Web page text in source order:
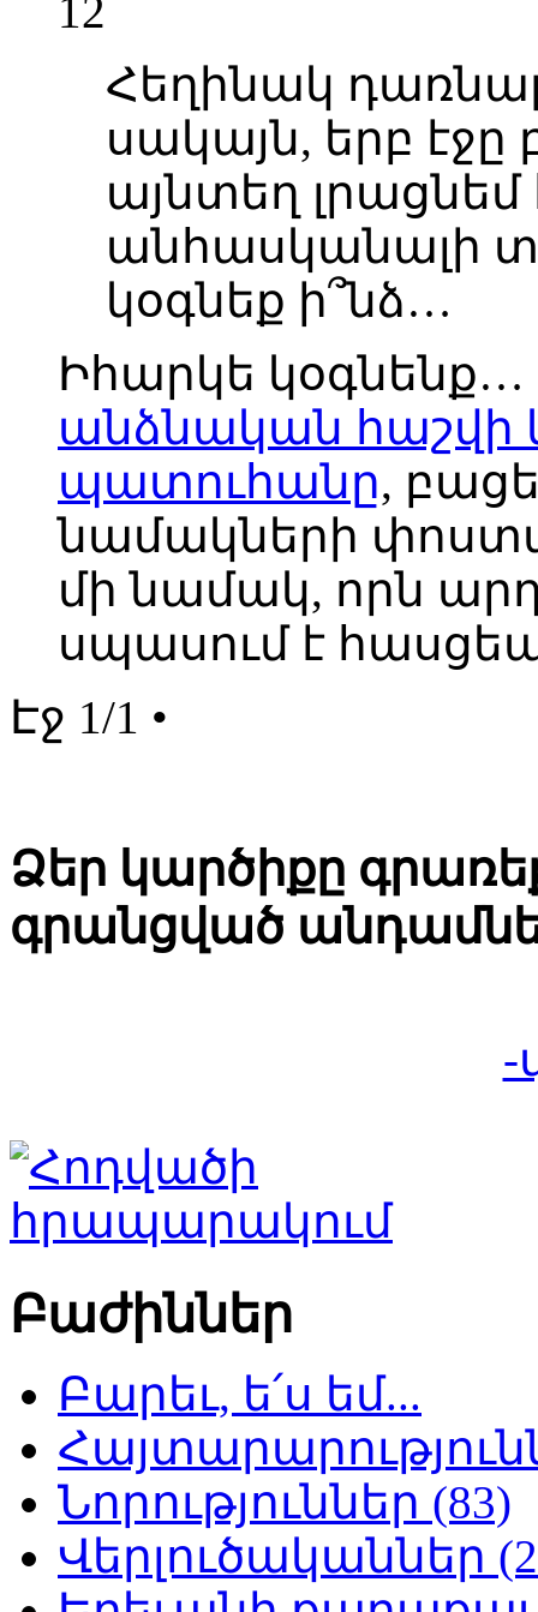
12
Հեղինակ
սակայն, երբ էջը
այնտեղ լրացնեմ
անհասկանալի
կօգնեք ի՞նձ…
Իհարկե
անձնական
պատուհանը,
նամակների
մի նամակ, որն
սպասում է
Էջ 1/1 •
Ձեր կարծիքը
գրանցված
-
Բաժիններ
Բարեւ, ե՛ս եմ...
Նորություններ (83)
Վերլուծականներ